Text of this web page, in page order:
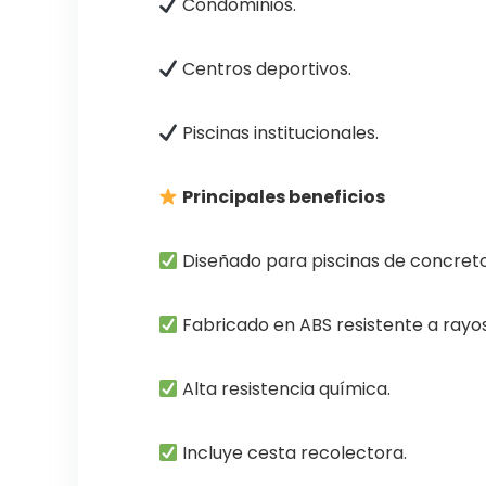
Centros deportivos.
Piscinas institucionales.
Principales beneficios
Diseñado para piscinas de
Fabricado en ABS resistente a
Alta resistencia química.
Incluye cesta recolectora.